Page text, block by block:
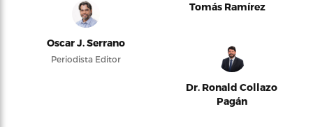
Oscar J. Serrano
Periodista Editor
Tomás Ramírez
Dr. Ronald Collazo
Pagán